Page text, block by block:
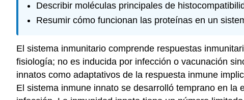
Describir moléculas principales de
Resumir cómo funcionan las proteínas en un
El sistema inmunitario comprende respuestas
fisiología; no es inducida por infección o vacunación
innatos como adaptativos de la respuesta inmune
El sistema inmune innato se desarrolló temprano en